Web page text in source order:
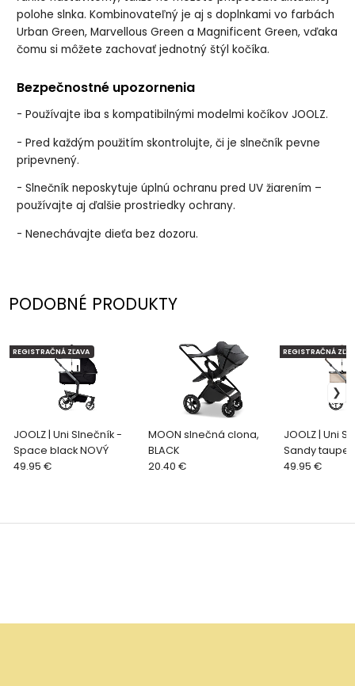
polohe slnka. Kombinovateľný je aj s doplnkami vo farbách
Urban Green, Marvellous Green a Magnificent Green, vďaka
čomu si môžete zachovať jednotnýštýl kočíka.
Bezpečnostné upozornenia
- Používajte iba s kompatibilnými modelmi kočíkov JOOLZ.
- Pred každým použitím skontrolujte,či je slnečník pevne
pripevnený.
- Slnečník neposkytuje úplnú ochranu pred UVžiarením –
používajte ajďalšie prostriedky ochrany.
- Nenechávajte dieťa bez dozoru.
PODOBNÉ PRODUKTY
JOOLZ | Uni Slnečník -
Space black NOVÝ
REGISTRAČNÁ ZĽAVA
49.95 €
MOON slnečná clona,
BLACK
20.40 €
JOOLZ | Uni
Sandy taupe
REGISTRAČNÁ
49.95 €